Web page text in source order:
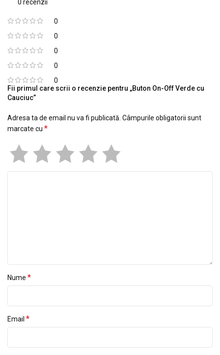
0 recenzii
0
0
0
0
0
Fii primul care scrii o recenzie pentru „Buton On-Off Verde cu
Cauciuc”
Adresa ta de email nu va fi publicată. Câmpurile obligatorii sunt
marcate cu *
Nume *
Email *